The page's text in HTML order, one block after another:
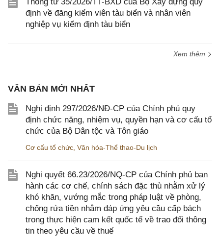
định về đăng kiểm viên tàu biển và nhân viên
nghiệp vụ kiểm định tàu biển
Xem thêm
VĂN BẢN MỚI NHẤT
Nghị định 297/2026/NĐ-CP của Chính phủ quy
định chức năng, nhiệm vụ, quyền hạn và cơ cấu tổ
chức của Bộ Dân tộc và Tôn giáo
Cơ cấu tổ chức Văn hóa-Thể thao-Du lịch
Nghị quyết 66.23/2026/NQ-CP của Chính phủ ban
hành các cơ chế, chính sách đặc thù nhằm xử lý
khó khăn, vướng mắc trong pháp luật về phòng,
chống rửa tiền nhằm đáp ứng yêu cầu cấp bách
trong thực hiện cam kết quốc tế về trao đổi thông
tin theo yêu cầu về thuế